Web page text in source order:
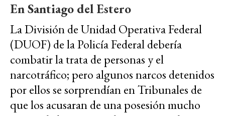
En Santiago del Estero
La División de Unidad Operativa Federal
(DUOF) de la Policía Federal debería
combatir la trata de personas y el
narcotráfico; pero algunos narcos detenidos
por ellos se sorprendían en Tribunales de
que los acusaran de una posesión mucho